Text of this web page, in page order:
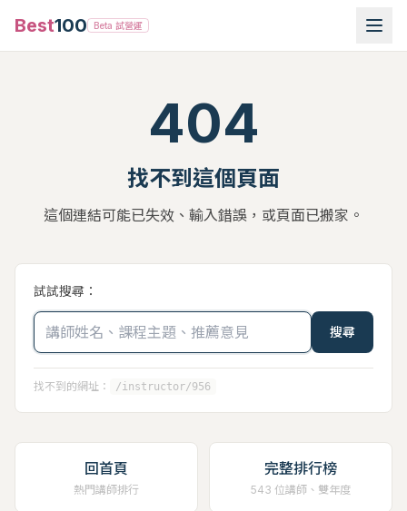
Best100 Beta 試營運
404
找不到這個頁面
這個連結可能已失效、輸入錯誤，或頁面已搬家。
試試搜尋：
搜尋
找不到的網址： /instructor/956
回首頁
熱門講師排行
完整排行榜
543 位講師、雙年度